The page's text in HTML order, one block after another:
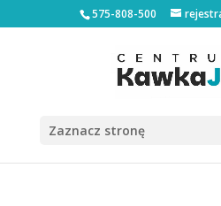
575-808-500
Zaznacz stronę